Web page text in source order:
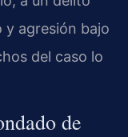
y agresión bajo
del caso lo
de